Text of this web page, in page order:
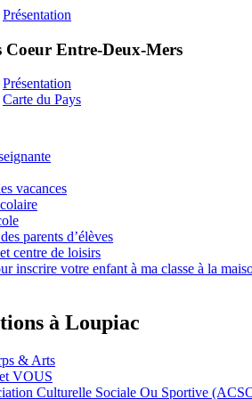
Présentation
Coeur Entre-Deux-Mers
Présentation
Carte du Pays
vacances
parents d’élèves
centre de loisirs
inscrire votre enfant à ma classe à la
à Loupiac
& Arts
VOUS
Culturelle Sociale Ou Sportive